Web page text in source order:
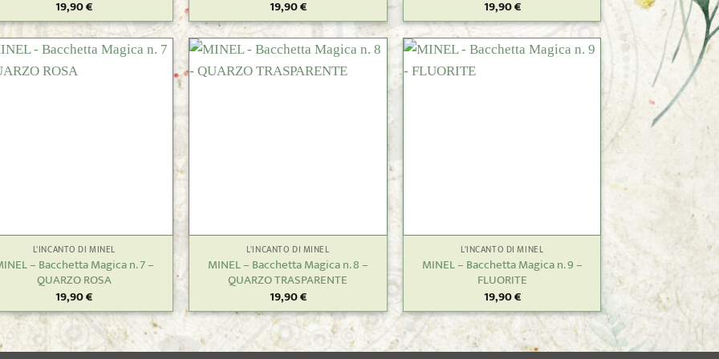
19,90€ 19,90€ 19,90€
L'INCANTO DI MINEL
– Bacchetta Magica n. 7 –
QUARZO ROSA
19,90€
L'INCANTO DI MINEL
MINEL – Bacchetta Magica n. 8 –
QUARZO TRASPARENTE
19,90€
L'INCANTO DI MINEL
MINEL – Bacchetta Magica n. 9 –
FLUORITE
19,90€